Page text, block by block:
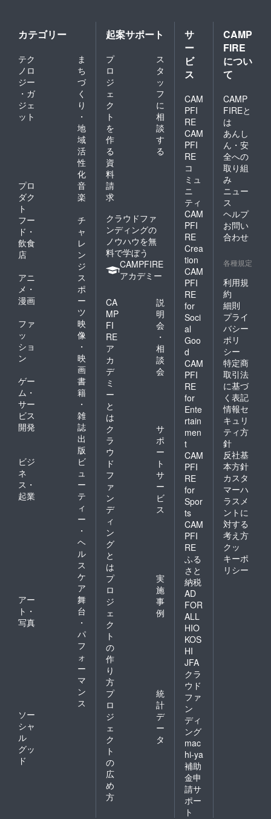
カテゴリー
テク
ノロ
ジー
・ガ
ジェ
ット
ま
ち
づ
く
り
・
地
域
活
性
化
プロ
ダク
ト
音
楽
フー
ド・
飲食
店
チ
ャ
レ
ン
ジ
アニ
メ・
漫画
ス
ポ
ー
ツ
ファ
ッ
ショ
ン
映
像
・
映
画
ゲー
ム・
サー
ビス
開発
書
籍
・
雑
誌
出
版
ビジ
ネ
ス・
起業
ビ
ュ
ー
テ
ィ
ー
・
ヘ
ル
ス
ケ
ア
アー
ト・
写真
舞
台
・
パ
フ
ォ
ー
マ
ン
ス
ソー
シャ
ル
グッ
ド
起案サポート
プ
ロ
ジ
ェ
ク
ト
を
作
る
ス
タ
ッ
フ
に
相
談
す
る
資
料
請
求
クラウドファ
ンディングの
ノウハウを無
料で学ぼう
CAMPFIRE
アカデミー
CA
MP
FI
RE
ア
カ
デ
ミ
ー
と
は
説
明
会
・
相
談
会
ク
ラ
ウ
ド
フ
ァ
ン
デ
ィ
ン
グ
と
は
サ
ポ
ー
ト
サ
ー
ビ
ス
プ
ロ
ジ
ェ
ク
ト
の
作
り
方
実
施
事
例
プ
ロ
ジ
ェ
ク
ト
の
広
め
方
統
計
デ
ー
タ
サ
ー
ビ
ス
CAM
PFI
RE
CAM
PFI
RE
コ
ミュ
ニ
ティ
CAM
PFI
RE
Crea
tion
CAM
PFI
RE
for
Soci
al
Goo
d
CAM
PFI
RE
for
Ente
rtain
men
t
CAM
PFI
RE
for
Spor
ts
CAM
PFI
RE
ふる
さと
納税
AD
FOR
ALL
HIO
KOS
HI
JFA
クラ
ウド
ファ
ン
ディ
ング
mac
hi-ya
補助
金申
請サ
ポー
ト
CAMP
FIRE
につい
て
CAMP
FIREと
は
あんし
ん・安
全への
取り組
み
ニュー
ス
ヘルプ
お問い
合わせ
各種規定
利用規
約
細則
プライ
バシー
ポリ
シー
特定商
取引法
に基づ
く表記
情報セ
キュリ
ティ方
針
反社基
本方針
カスタ
マーハ
ラスメ
ントに
対する
考え方
クッ
キーポ
リシー